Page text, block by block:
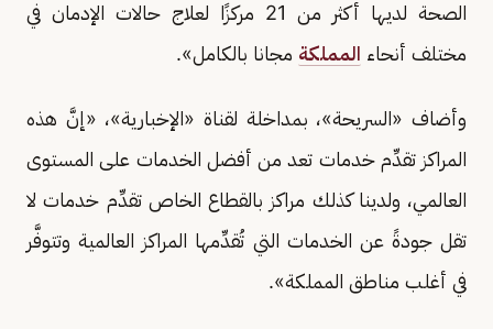
الصحة لديها أكثر من 21 مركزًا لعلاج حالات الإدمان في
مختلف أنحاء المملكة مجانا بالكامل».
وأضاف «السريحة»، بمداخلة لقناة «الإخبارية»، «إنَّ هذه
المراكز تقدِّم خدمات تعد من أفضل الخدمات على المستوى
العالمي، ولدينا كذلك مراكز بالقطاع الخاص تقدِّم خدمات لا
تقل جودةً عن الخدمات التي تُقدِّمها المراكز العالمية وتتوفَّر
في أغلب مناطق المملكة».